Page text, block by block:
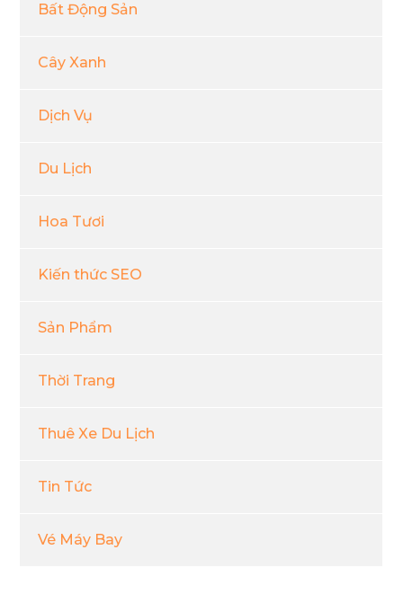
Bất Động Sản
Cây Xanh
Dịch Vụ
Du Lịch
Hoa Tươi
Kiến thức SEO
Sản Phẩm
Thời Trang
Thuê Xe Du Lịch
Tin Tức
Vé Máy Bay